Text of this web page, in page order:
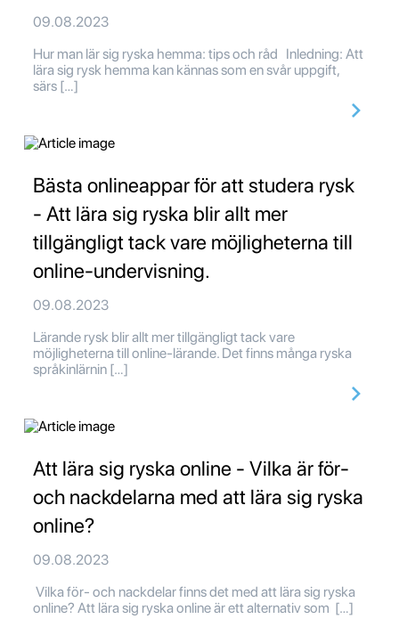
09.08.2023
Hur man lär sig ryska hemma: tips och råd Inledning: Att
lära sig rysk hemma kan kännas som en svår uppgift,
särs […]
Bästa onlineappar för att studera rysk
- Att lära sig ryska blir allt mer
tillgängligt tack vare möjligheterna till
online-undervisning.
09.08.2023
Lärande rysk blir allt mer tillgängligt tack vare
möjligheterna till online-lärande. Det finns många ryska
språkinlärnin […]
Att lära sig ryska online - Vilka är för-
och nackdelarna med att lära sig ryska
online?
09.08.2023
Vilka för- och nackdelar finns det med att lära sig ryska
online? Att lära sig ryska online är ett alternativ som […]